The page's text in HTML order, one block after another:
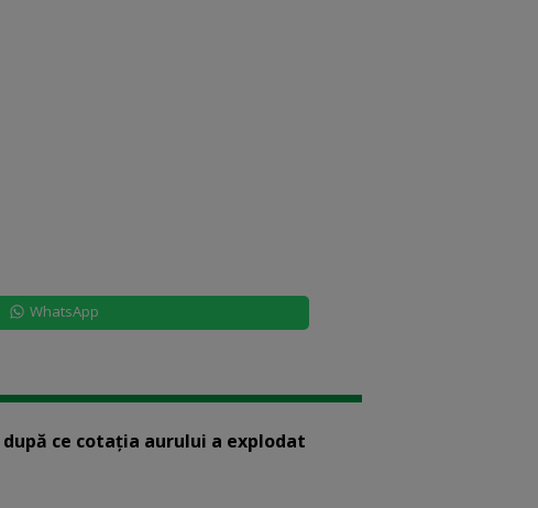
WhatsApp
ce cotaţia aurului a explodat